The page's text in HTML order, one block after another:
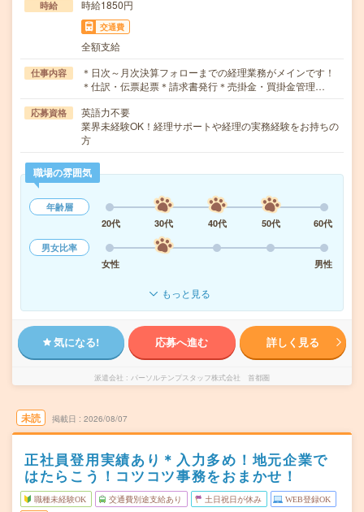
時給 時給1850円
交通費
全額支給
仕事内容
＊日次～月次決算フォローまでの経理業務がメインです！
＊仕訳・伝票起票＊請求書発行＊売掛金・買掛金管理…
応募資格
英語力不要
業界未経験OK！経理サポートや経理の実務経験をお持ちの
方
職場の雰囲気
年齢層
20代
30代 40代 50代
60代
男女比率
女性
男性
もっと見る
気になる! 応募へ進む 詳しく見る
派遣会社 パーソルテンプスタッフ株式会社 首都圏
未読 掲載日 2026/08/07
正社員登用実績あり＊入力多め！地元企業で
はたらこう！コツコツ事務をおまかせ！
職種未経験OK 交通費別途支給あり 土日祝日が休み WEB登録OK